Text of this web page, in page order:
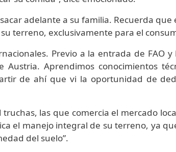
adelante a su familia. Recuerda que
terreno, exclusivamente para el
Previo a la entrada de FAO y
Aprendimos conocimientos
de ahí que vi la oportunidad de
las que comercia el mercado
el manejo integral de su terreno, ya
del suelo”.